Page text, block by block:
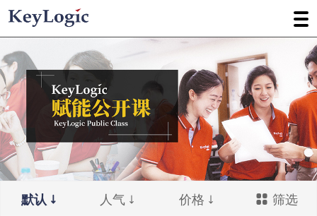
默认 人气 价格 筛选